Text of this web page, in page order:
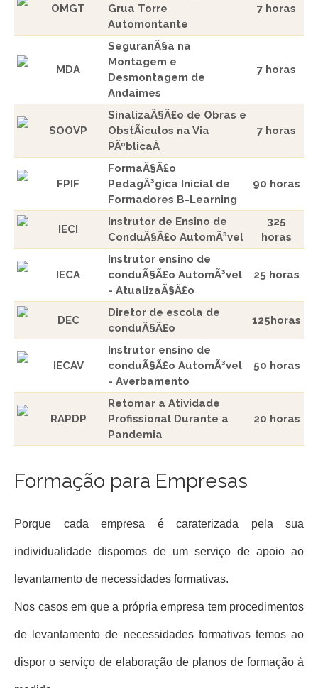
OMGT
Grua Torre
Automontante
7 horas
MDA
SeguranÃ§a na
Montagem e
Desmontagem de
Andaimes
7 horas
SOOVP
SinalizaÃ§Ã£o de Obras e
ObstÃ¡culos na Via
PÃºblicaÂ
7 horas
FPIF
FormaÃ§Ã£o
PedagÃ³gica Inicial de
Formadores B-Learning
90 horas
IECI
Instrutor de Ensino de
ConduÃ§Ã£o AutomÃ³vel
325
horas
IECA
Instrutor ensino de
conduÃ§Ã£o AutomÃ³vel
- AtualizaÃ§Ã£o
25 horas
DEC
Diretor de escola de
conduÃ§Ã£o
125horas
IECAV
Instrutor ensino de
conduÃ§Ã£o AutomÃ³vel
- Averbamento
50 horas
RAPDP
Retomar a Atividade
Profissional Durante a
Pandemia
20 horas
Formação para Empresas
Porque cada empresa é caraterizada pela sua
individualidade dispomos de um serviço de apoio ao
levantamento de necessidades formativas.
Nos casos em que a própria empresa tem procedimentos
de levantamento de necessidades formativas temos ao
dispor o serviço de elaboração de planos de formação à